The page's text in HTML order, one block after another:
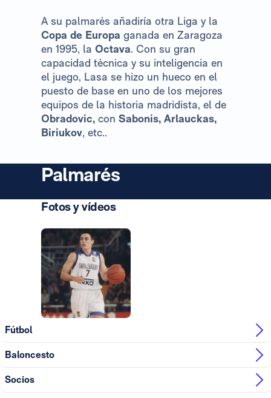
A su palmarés añadiría otra Liga y la
Copa de Europa ganada en Zaragoza
en 1995, la Octava. Con su gran
capacidad técnica y su inteligencia en
el juego, Lasa se hizo un hueco en el
puesto de base en uno de los mejores
equipos de la historia madridista, el de
Obradovic, con Sabonis, Arlauckas,
Biriukov, etc..
Palmarés
Fotos y vídeos
Fútbol
Baloncesto
Socios